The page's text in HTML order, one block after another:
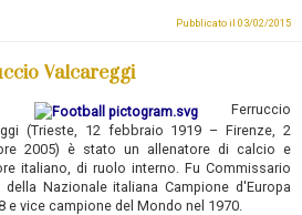
Pubblicato il 03/02/2015
Valcareggi
Ferruccio
(Trieste, 12 febbraio 1919 – Firenze, 2
2005) è stato un allenatore di calcio e
italiano, di ruolo interno. Fu Commissario
Nazionale italiana Campione d'Europa
e vice campione del Mondo nel 1970.